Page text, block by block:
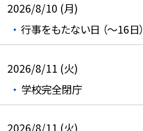
2026/8/10 (月)
行事をもたない日 （～16日）
2026/8/11 (火)
学校完全閉庁
2026/8/11 (火)